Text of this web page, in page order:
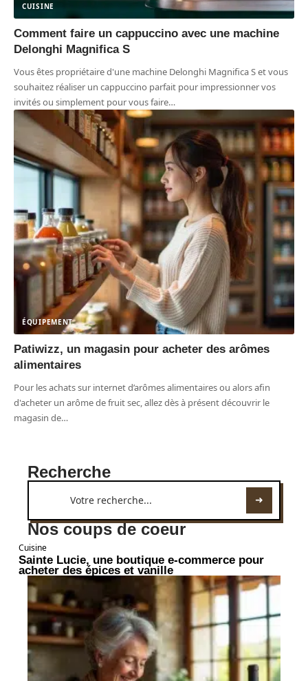
CUISINE
Comment faire un cappuccino avec une machine
Delonghi Magnifica S
Vous êtes propriétaire d'une machine Delonghi Magnifica S et vous
souhaitez réaliser un cappuccino parfait pour impressionner vos
invités ou simplement pour vous faire…
ÉQUIPEMENT
Patiwizz, un magasin pour acheter des arômes
alimentaires
Pour les achats sur internet d’arômes alimentaires ou alors afin
d'acheter un arôme de fruit sec, allez dès à présent découvrir le
magasin de…
Recherche
Nos coups de coeur
Cuisine
Sainte Lucie, une boutique e-commerce pour
acheter des épices et vanille